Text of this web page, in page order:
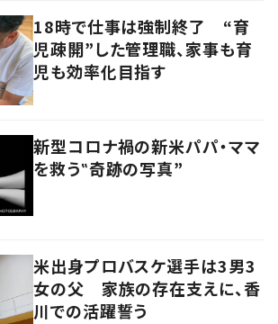
18時で仕事は強制終了 “育
児疎開”した管理職、家事も育
児も効率化目指す
新型コロナ禍の新米パパ・ママ
を救う‟奇跡の写真”
米出身プロバスケ選手は3男3
女の父 家族の存在支えに、香
川での活躍誓う